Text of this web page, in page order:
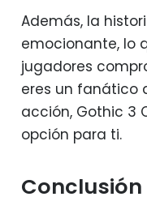
Además, la
emocionante, lo
jugadores
eres un fanático
acción, Gothic 3
opción para ti.
Conclusión